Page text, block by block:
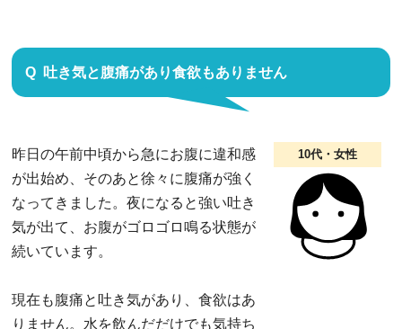
吐き気と腹痛があり食欲もありません
10代・女性
昨日の午前中頃から急にお腹に違和感
が出始め、そのあと徐々に腹痛が強く
なってきました。夜になると強い吐き
気が出て、お腹がゴロゴロ鳴る状態が
続いています。
現在も腹痛と吐き気があり、食欲はあ
りません。水を飲んだだけでも気持ち